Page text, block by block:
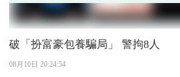
破「扮富豪包養騙局」 警拘8人
08月10日 20:24:54